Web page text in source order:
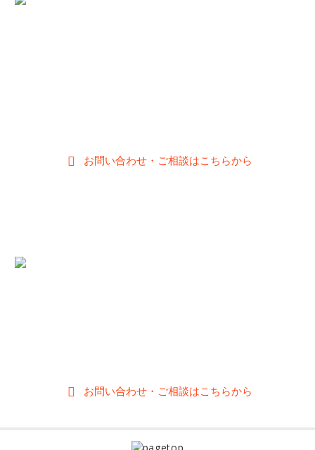
お問い合わせ・ご相談はこちらから
お問い合わせ・ご相談はこちらから